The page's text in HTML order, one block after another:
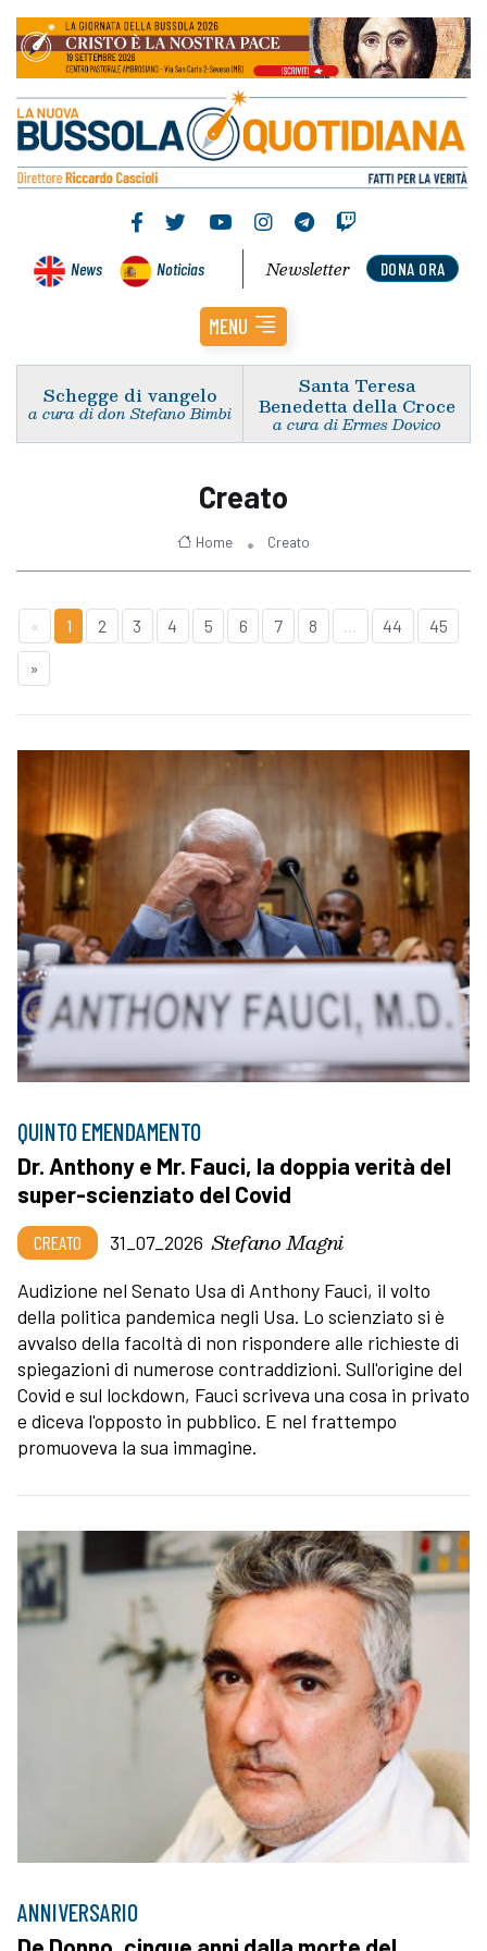
News Noticias DONA ORA
Newsletter
MENU
Schegge di vangelo
a cura di don Stefano Bimbi
Santa Teresa
Benedetta della Croce
a cura di Ermes Dovico
Creato
Home Creato
« 1 2 3 4 5 6 7 8 44 45
»
QUINTO EMENDAMENTO
Dr. Anthony e Mr. Fauci, la doppia verità del
super-scienziato del Covid
CREATO 31_07_2026 Stefano Magni
Audizione nel Senato Usa di Anthony Fauci, il volto
della politica pandemica negli Usa. Lo scienziato si è
avvalso della facoltà di non rispondere alle richieste di
spiegazioni di numerose contraddizioni. Sull'origine del
Covid e sul lockdown, Fauci scriveva una cosa in privato
e diceva l'opposto in pubblico. E nel frattempo
promuoveva la sua immagine.
ANNIVERSARIO